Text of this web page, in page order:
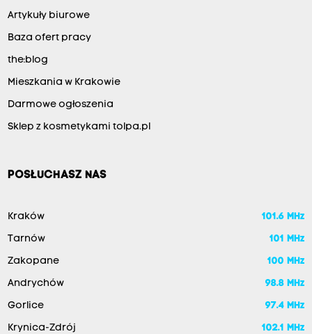
Artykuły biurowe
Baza ofert pracy
the:blog
Mieszkania w Krakowie
Darmowe ogłoszenia
Sklep z kosmetykami tolpa.pl
POSŁUCHASZ NAS
Kraków 101.6 MHz
Tarnów 101 MHz
Zakopane 100 MHz
Andrychów 98.8 MHz
Gorlice 97.4 MHz
Krynica-Zdrój 102.1 MHz